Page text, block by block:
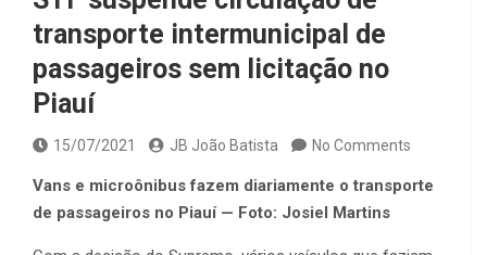
transporte intermunicipal de
passageiros sem licitação no
Piauí
15/07/2021 JB João Batista No Comments
Vans e microônibus fazem diariamente o transporte
de passageiros no Piauí — Foto: Josiel Martins